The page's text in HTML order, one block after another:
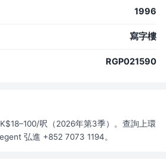
1996
寫字樓
RGP021590
呎（2026年第3季）。查詢上環
弘進 +852 7073 1194。